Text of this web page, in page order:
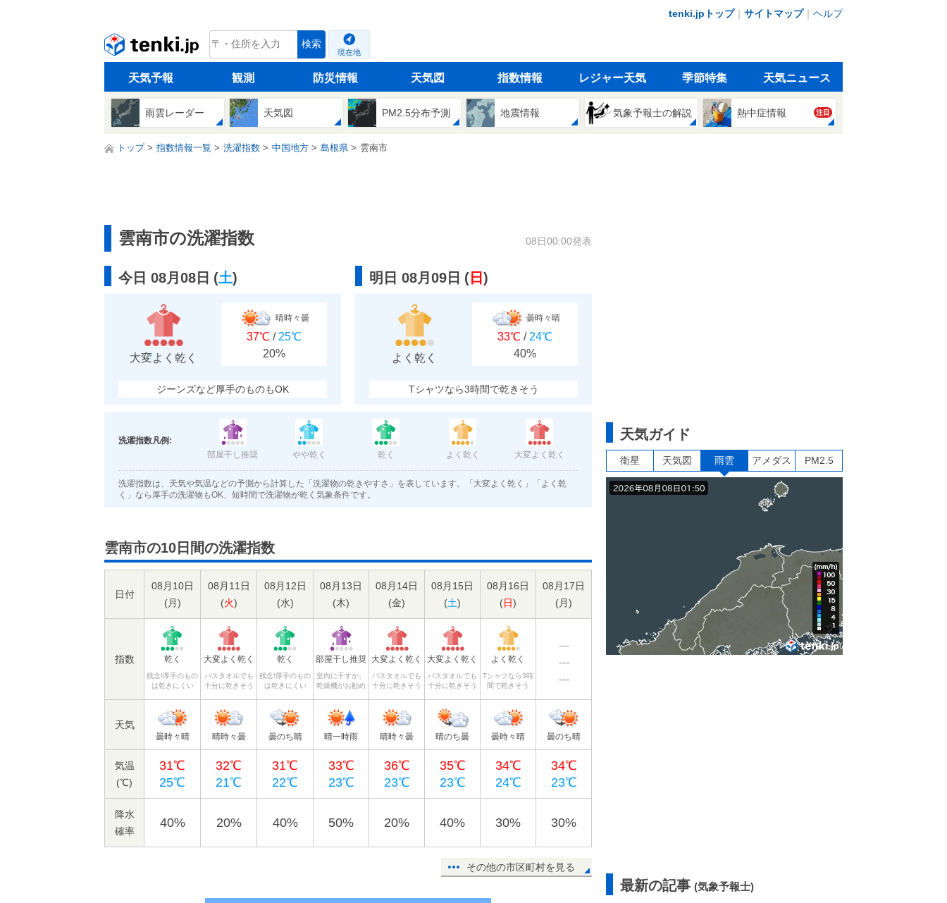
tenki.jpトップ｜ サイトマップ｜ ヘルプ
tenki.jp 検索
現在地
天気予報 観測 防災情報 天気図 指数情報 レジャー天気 季節特集 天気ニュース
雨雲レーダー 天気図 PM2.5分布予測 地震情報 気象予報士の解説 熱中症情報 注目
トップ 指数情報一覧 洗濯指数 中国地方 島根県 雲南市
雲南市の洗濯指数 08日00:00発表
今日 08月08日 (土)
大変よく乾く
晴時々曇
37℃ / 25℃
20%
ジーンズなど厚手のものもOK
明日 08月09日 ( 日 )
よく乾く
曇時々晴
33℃ / 24℃
40%
Tシャツなら3時間で乾きそう
洗濯指数凡例:
部屋干し推奨
やや乾く 乾く よく乾く 大変よく乾く
洗濯指数は、天気や気温などの予測から計算した「洗濯物の乾きやすさ」を表しています。「大変よく乾く」「よく乾
く」なら厚手の洗濯物もOK、短時間で洗濯物が乾く気象条件です。
雲南市の10日間の洗濯指数
日付
08月10日
(月)
08月11日
(火)
08月12日
(水)
08月13日
(木)
08月14日
(金)
08月15日
(土)
08月16日
(日)
08月17日
(月)
指数 乾く
残念!厚手のもの
は乾きにくい
大変よく乾く
バスタオルでも
十分に乾きそう
乾く
残念!厚手のもの
は乾きにくい
部屋干し推奨
室内に干すか、
乾燥機がお勧め
大変よく乾く
バスタオルでも
十分に乾きそう
大変よく乾く
バスタオルでも
十分に乾きそう
よく乾く
Tシャツなら3時
間で乾きそう
---
---
---
天気
曇時々晴 晴時々曇 曇のち晴 晴一時雨 晴時々曇 晴のち曇 曇時々晴 曇のち晴
気温
(℃)
31℃
25℃
32℃
21℃
31℃
22℃
33℃
23℃
36℃
23℃
35℃
23℃
34℃
24℃
34℃
23℃
降水
確率
40% 20% 40% 50% 20% 40% 30% 30%
その他の市区町村を見る
天気ガイド
衛星 天気図 雨雲 アメダス PM2.5
最新の記事 (気象予報士)